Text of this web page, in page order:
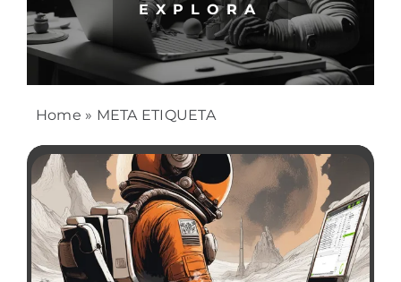
EXPLORA
Home » META ETIQUETA